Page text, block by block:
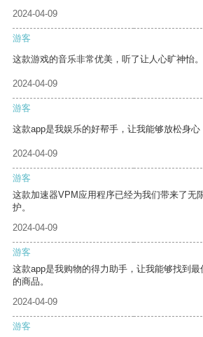
2024-04-09
游客
这款游戏的音乐非常优美，听了让人心旷神怡。
2024-04-09
游客
这款app是我娱乐的好帮手，让我能够放松身心
2024-04-09
游客
这款加速器VPM应用程序已经为我们带来了无
护。
2024-04-09
游客
这款app是我购物的得力助手，让我能够找到
的商品。
2024-04-09
游客